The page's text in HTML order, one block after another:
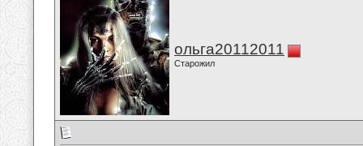
ольга20112011
Старожил